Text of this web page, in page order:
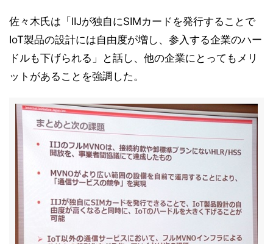
佐々木氏は「IIJが独自にSIMカードを発行することで
IoT製品の設計には自由度が増し、参入する企業のハー
ドルも下げられる」と話し、他の企業にとってもメリ
ットがあることを強調した。